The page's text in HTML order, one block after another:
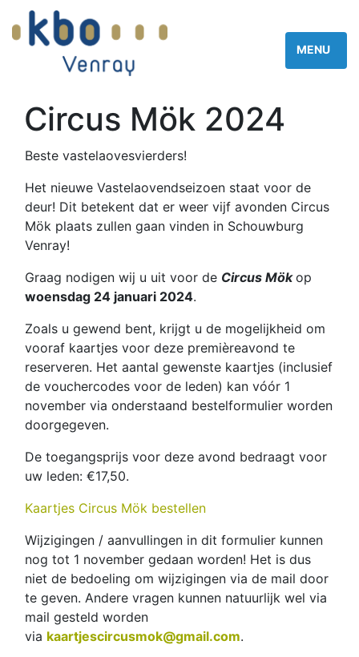
Circus Mök 2024
Beste vastelaovesvierders!
Het nieuwe Vastelaovendseizoen staat voor de
deur! Dit betekent dat er weer vijf avonden Circus
Mök plaats zullen gaan vinden in Schouwburg
Venray!
Graag nodigen wij u uit voor de Circus Mökop
woensdag 24 januari 2024.
Zoals u gewend bent, krijgt u de mogelijkheid om
vooraf kaartjes voor deze premièreavond te
reserveren. Het aantal gewenste kaartjes (inclusief
de vouchercodes voor de leden) kan vóór 1
november via onderstaand bestelformulier worden
doorgegeven.
De toegangsprijs voor deze avond bedraagt voor
uw leden: €17,50.
Kaartjes Circus Mök bestellen
Wijzigingen / aanvullingen in dit formulier kunnen
nog tot 1 november gedaan worden! Het is dus
niet de bedoeling om wijzigingen via de mail door
te geven. Andere vragen kunnen natuurlijk wel via
mail gesteld worden
via kaartjescircusmok@gmail.com.